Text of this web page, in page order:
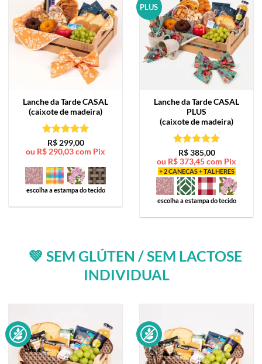
Lanche da TardeCASAL
(caixote de madeira)
Avaliação5
de 5
R$299,00
ou R$ 290,03com Pix
escolha a estampa do tecido
PLUS
Lanche da TardeCASAL
PLUS
(caixote de madeira)
Avaliação5
de 5
R$385,00
ou R$373,45com Pix
+ 2 CANECAS + TALHERES
escolha a estampa do tecido
💚 SEM GLÚTEN / SEM LACTOSE
INDIVIDUAL